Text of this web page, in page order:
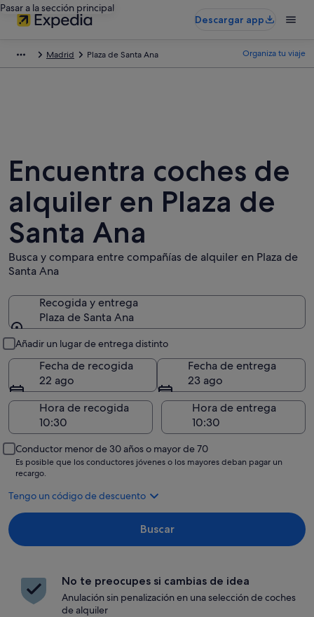
Pasar a la sección principal
Descargar app
Madrid Plaza de Santa Ana Organiza tu viaje
Encuentra coches de
alquiler en Plaza de
Santa Ana
Busca y compara entre compañías de alquiler en Plaza de
Santa Ana
Recogida y entrega
Plaza de Santa Ana
Añadir un lugar de entrega distinto
Fecha de recogida
22 ago
Fecha de entrega
23 ago
Hora de recogida
Hora de entrega
Conductor menor de 30 años o mayor de 70
Es posible que los conductores jóvenes o los mayores deban pagar un
recargo.
Tengo un código de descuento
Buscar
No te preocupes si cambias de idea
Anulación sin penalización en una selección de coches
de alquiler